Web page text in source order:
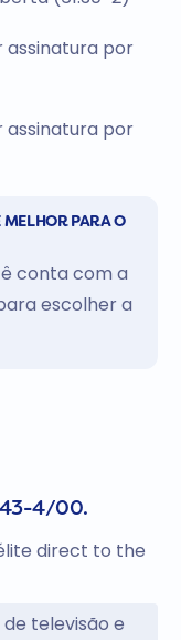
assinatura por
assinatura por
MELHOR PARA O
conta com a
escolher a
4/00.
direct to the
televisão e